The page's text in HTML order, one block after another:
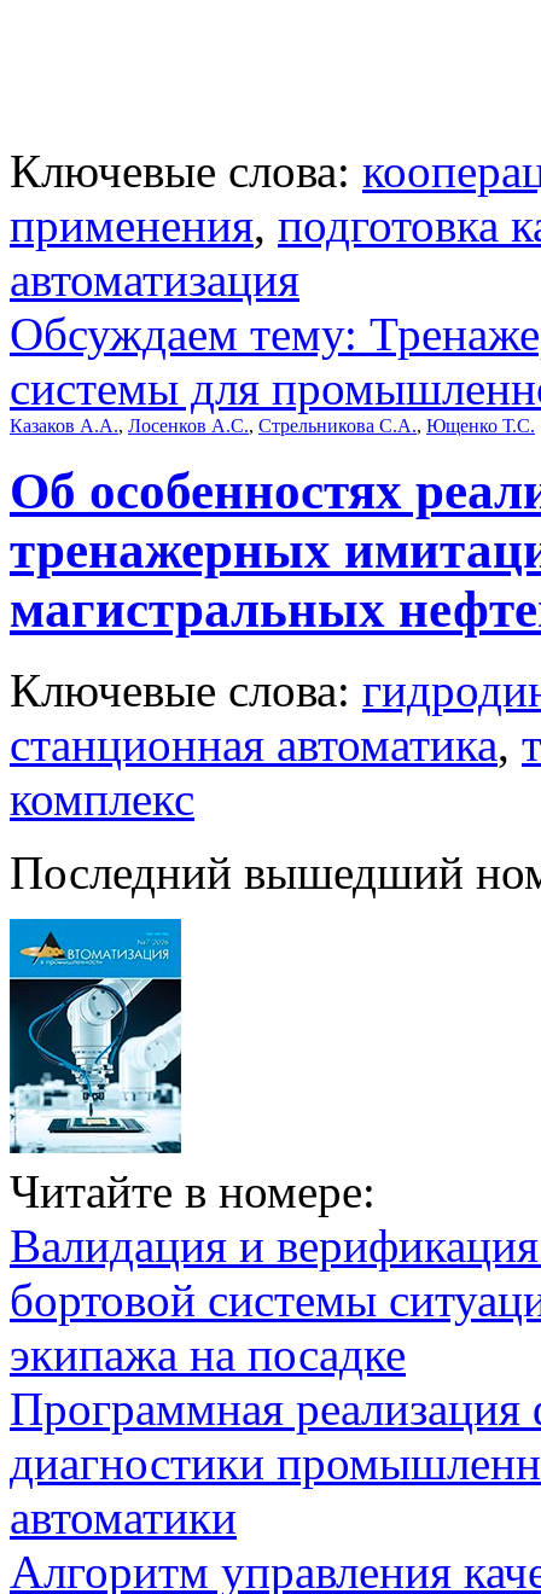
Ключевые слова:
применения, подготовка
автоматизация
Обсуждаем тему:
системы для
Казаков А.А., Лосенков А.С., Стрельникова С.А., Ющенко Т.С.
Об особенностях
тренажерных
магистральных
Ключевые слова:
станционная автоматика,
комплекс
Последний вышедший
Читайте в номере:
Валидация и
бортовой системы
экипажа на посадке
Программная
диагностики
автоматики
Алгоритм управления